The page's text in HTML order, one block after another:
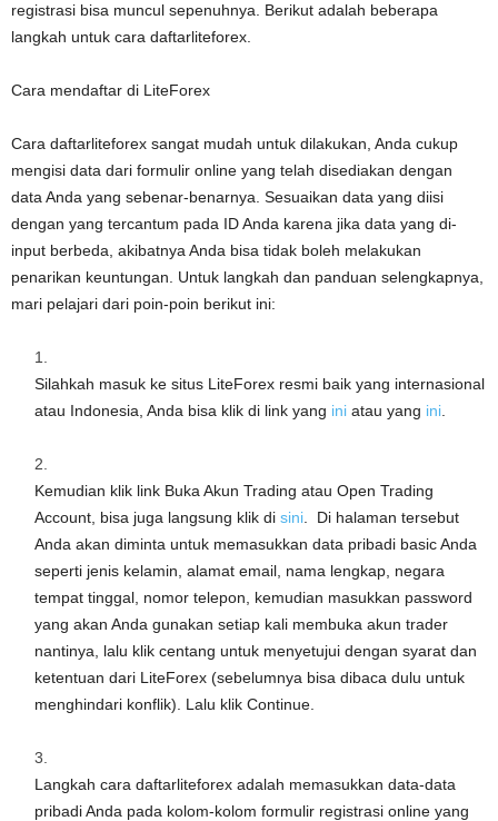
registrasi bisa muncul sepenuhnya. Berikut adalah beberapa
langkah untuk cara daftarliteforex.
Cara mendaftar di LiteForex
Cara daftarliteforex sangat mudah untuk dilakukan, Anda cukup
mengisi data dari formulir online yang telah disediakan dengan
data Anda yang sebenar-benarnya. Sesuaikan data yang diisi
dengan yang tercantum pada ID Anda karena jika data yang di-
input berbeda, akibatnya Anda bisa tidak boleh melakukan
penarikan keuntungan. Untuk langkah dan panduan selengkapnya,
mari pelajari dari poin-poin berikut ini:
Silahkah masuk ke situs LiteForex resmi baik yang internasional
atau Indonesia, Anda bisa klik di link yang ini atau yang ini
Kemudian klik link Buka Akun Trading atau Open Trading
Account, bisa juga langsung klik di sini . Di halaman tersebut
Anda akan diminta untuk memasukkan data pribadi basic Anda
seperti jenis kelamin, alamat email, nama lengkap, negara
tempat tinggal, nomor telepon, kemudian masukkan password
yang akan Anda gunakan setiap kali membuka akun trader
nantinya, lalu klik centang untuk menyetujui dengan syarat dan
ketentuan dari LiteForex (sebelumnya bisa dibaca dulu untuk
menghindari konflik). Lalu klik Continue.
Langkah cara daftarliteforex adalah memasukkan data-data
pribadi Anda pada kolom-kolom formulir registrasi online yang